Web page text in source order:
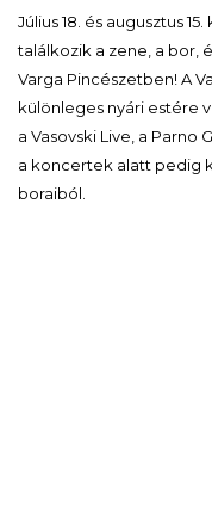
Július 18. és augusztus
találkozik a zene, a bor,
Varga Pincészetben! A
különleges nyári estére
a Vasovski Live, a Parno
a koncertek alatt pedig
boraiból.